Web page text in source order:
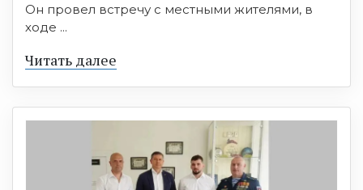
Он провел встречу с местными жителями, в
ходе ...
Читать далее